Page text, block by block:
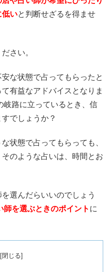
低いと判断せざるを得ませ
さい。
な状態で占ってもらったと
有益なアドバイスとなりま
岐路に立っているとき、信
でしょうか？
状態で占ってもらっても、
のような占いは、時間とお
選んだらいいのでしょう
師を選ぶときのポイント に